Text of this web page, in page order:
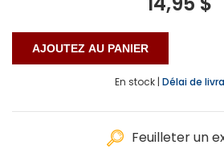
En stock | Délai de
Feuilleter un